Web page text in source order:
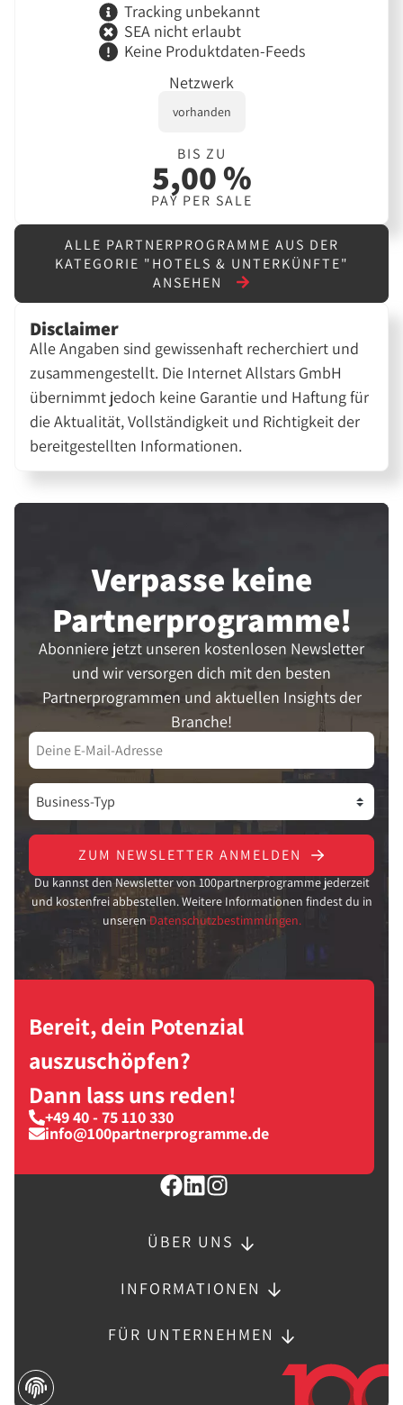
Tracking unbekannt
SEA nicht erlaubt
Keine Produktdaten-Feeds
Netzwerk
vorhanden
BIS ZU
5,00 %
PAY PER SALE
ALLE PARTNERPROGRAMME AUS DER
KATEGORIE "HOTELS & UNTERKÜNFTE"
ANSEHEN
Disclaimer
Alle Angaben sind gewissenhaft recherchiert und
zusammengestellt. Die Internet Allstars GmbH
übernimmt jedoch keine Garantie und Haftung für
die Aktualität, Vollständigkeit und Richtigkeit der
bereitgestellten Informationen.
Verpasse keine
Partner­programme!
Abonniere jetzt unseren kostenlosen Newsletter
und wir versorgen dich mit den besten
Partnerprogrammen und aktuellen Insights der
Branche!
ZUM NEWSLETTER ANMELDEN
Du kannst den Newsletter von 100partnerprogramme jederzeit
und kostenfrei abbestellen. Weitere Informationen findest du in
unseren Datenschutzbestimmungen.
Bereit, dein Potenzial
auszuschöpfen?
Dann lass uns reden!
+49 40 - 75 110 330
info@100partnerprogramme.de
ÜBER UNS
INFORMATIONEN
FÜR UNTERNEHMEN